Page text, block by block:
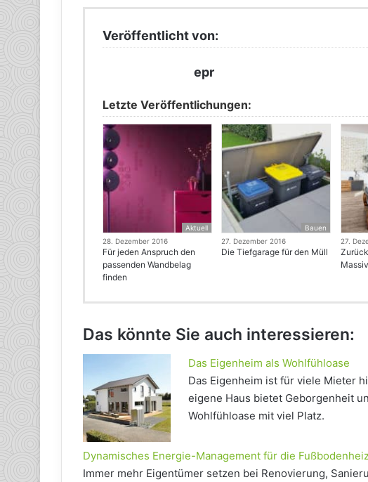
Veröffentlicht von:
epr
Letzte Veröffentlichungen:
Aktuell
28. Dezember 2016
Für jeden Anspruch den
passenden Wandbelag
finden
Bauen
27. Dezember 2016
Die Tiefgarage für den Müll
27.
Das könnte Sie auch interessieren:
Das Eigenheim als Wohlfühloase
Das Eigenheim ist für viele Mieter
eigene Haus bietet Geborgenheit
Wohlfühloase mit viel Platz.
Dynamisches Energie-Management für die
Immer mehr Eigentümer setzen bei Renovierung,